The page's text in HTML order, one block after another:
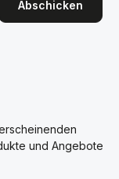
Abschicken
und Angebote